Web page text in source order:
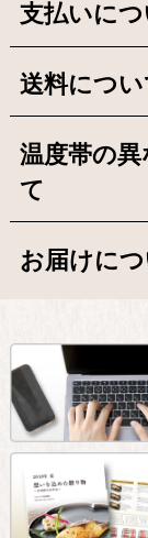
支払いに
送料につい
温度帯の
て
お届けに